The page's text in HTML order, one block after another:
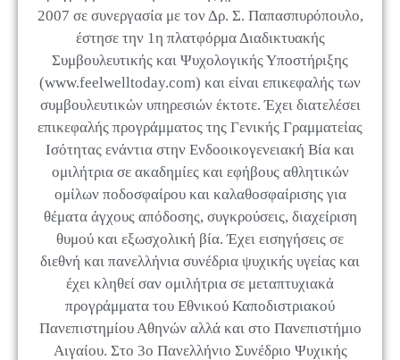
2007 σε συνεργασία με τον Δρ. Σ. Παπασπυρόπουλο,
έστησε την 1η πλατφόρμα Διαδικτυακής
Συμβουλευτικής και Ψυχολογικής Υποστήριξης
(www.feelwelltoday.com) και είναι επικεφαλής των
συμβουλευτικών υπηρεσιών έκτοτε. Έχει διατελέσει
επικεφαλής προγράμματος της Γενικής Γραμματείας
Ισότητας ενάντια στην Ενδοοικογενειακή Βία και
ομιλήτρια σε ακαδημίες και εφήβους αθλητικών
ομίλων ποδοσφαίρου και καλαθοσφαίρισης για
θέματα άγχους απόδοσης, συγκρούσεις, διαχείριση
θυμού και εξωσχολική βία. Έχει εισηγήσεις σε
διεθνή και πανελλήνια συνέδρια ψυχικής υγείας και
έχει κληθεί σαν ομιλήτρια σε μεταπτυχιακά
προγράμματα του Εθνικού Καποδιστριακού
Πανεπιστημίου Αθηνών αλλά και στο Πανεπιστήμιο
Αιγαίου. Στο 3ο Πανελλήνιο Συνέδριο Ψυχικής